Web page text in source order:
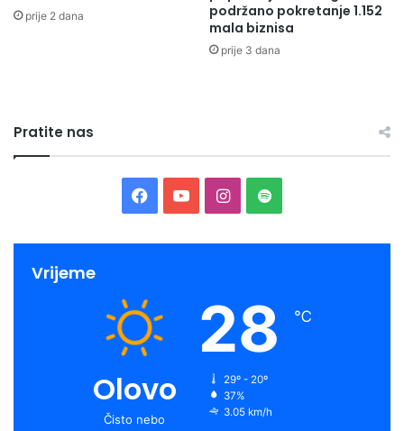
prije 2 dana
podržano pokretanje 1.152
mala biznisa
prije 3 dana
Pratite nas
Facebook
YouTubeInstagram
Spotify
Vrijeme
Olovo
Čisto nebo
28 ℃
29º - 20º
37%
3.05 km/h